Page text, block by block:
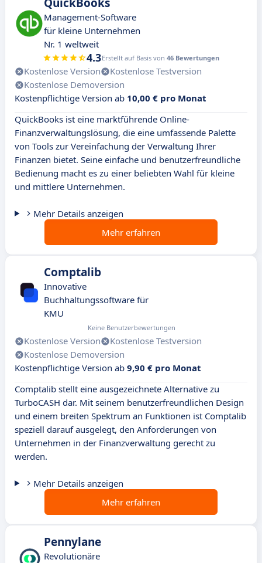
Management-Software
für kleine Unternehmen
Nr. 1 weltweit
4.3Erstellt auf Basis von 46 Bewertungen
Kostenlose Version
Kostenlose Testversion
Kostenlose Demoversion
Kostenpflichtige Version ab 10,00 € pro Monat
QuickBooks ist eine marktführende Online-
Finanzverwaltungslösung, die eine umfassende Palette
von Tools zur Vereinfachung der Verwaltung Ihrer
Finanzen bietet. Seine einfache und benutzerfreundliche
Bedienung macht es zu einer beliebten Wahl für kleine
und mittlere Unternehmen.
Mehr Details anzeigen
Mehr erfahren
Comptalib
Innovative
Buchhaltungssoftware für
KMU
Keine Benutzerbewertungen
Kostenlose Version
Kostenlose Testversion
Kostenlose Demoversion
Kostenpflichtige Version ab 9,90 € pro Monat
Comptalib stellt eine ausgezeichnete Alternative zu
TurboCASH dar. Mit seinem benutzerfreundlichen Design
und einem breiten Spektrum an Funktionen ist Comptalib
speziell darauf ausgelegt, den Anforderungen von
Unternehmen in der Finanzverwaltung gerecht zu
werden.
Mehr Details anzeigen
Mehr erfahren
Pennylane
Revolutionäre